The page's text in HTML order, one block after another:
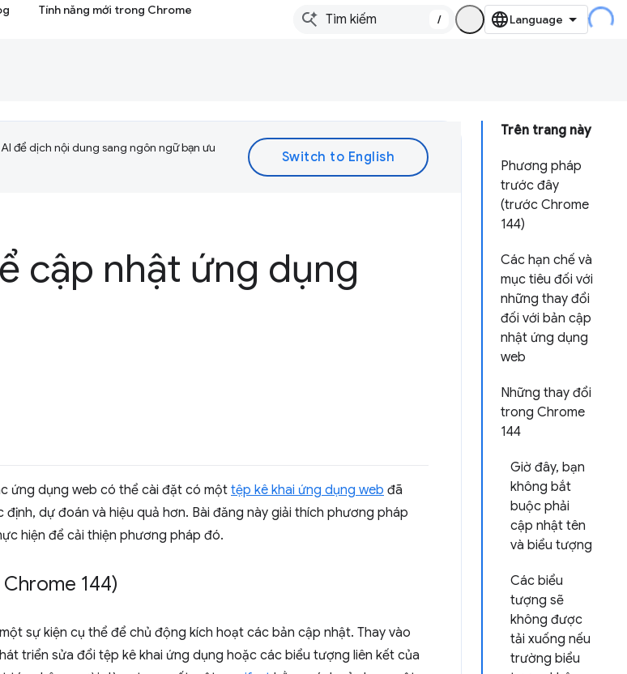
Tính năng mới trong Chrome
/
Trên trang này
Phương pháp
trước đây
(trước Chrome
144)
Các hạn chế và
mục tiêu đối với
những thay đổi
đối với bản cập
nhật ứng dụng
web
Những thay đổi
trong Chrome
144
Giờ đây, bạn
không bắt
buộc phải
cập nhật tên
và biểu tượng
Các biểu
tượng sẽ
không được
tải xuống nếu
trường biểu
để dịch nội dung sang ngôn ngữ bạn ưu
cập nhật ứng dụng
ứng dụng web có thể cài đặt có một tệp kê khai ứng dụng web đã
dự đoán và hiệu quả hơn. Bài đăng này giải thích phương pháp
hiện để cải thiện phương pháp đó.
144)
sự kiện cụ thể để chủ động kích hoạt các bản cập nhật. Thay vào
triển sửa đổi tệp kê khai ứng dụng hoặc các biểu tượng liên kết của